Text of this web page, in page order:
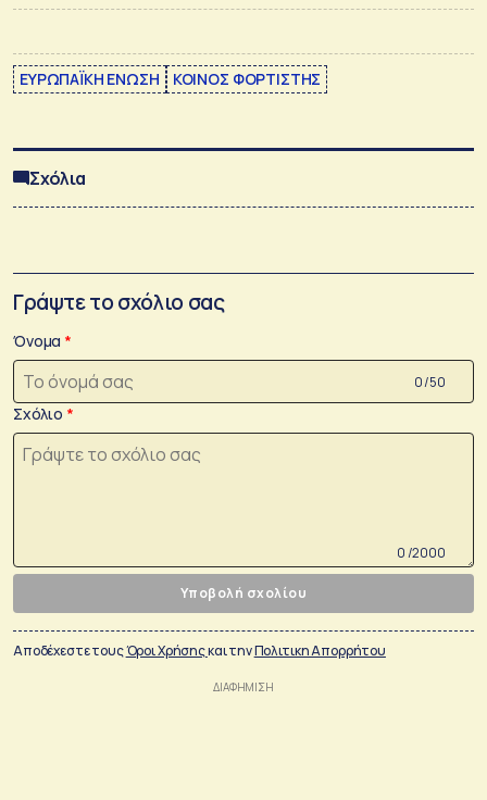
ΕΥΡΩΠΑΪΚΗ ΕΝΩΣΗ ΚΟΙΝΟΣ ΦΟΡΤΙΣΤΗΣ
Σχόλια
Γράψτε το σχόλιο σας
Όνομα
0 /50
Σχόλιο
0 /2000
Υποβολή σχολίου
Αποδέχεστε τουςΌροι Χρήσηςκαι τηνΠολιτικη Απορρήτου